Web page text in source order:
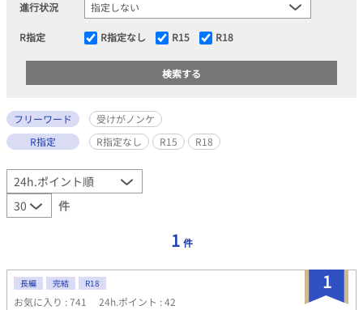
進行状況
R指定 R指定なし R15 R18
フリーワード
受けがノンケ
R指定
R指定なし R15 R18
件
1 件
1
長編 完結 R18
お気に入り : 741 24h.ポイント : 42